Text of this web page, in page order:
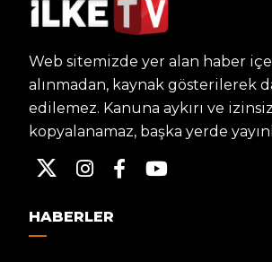
Web sitemizde yer alan haber
alınmadan, kaynak gösterilerek
edilemez. Kanuna aykırı ve
kopyalanamaz, başka yerde
HABERLER